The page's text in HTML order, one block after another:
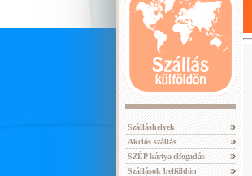
Szálláshelyek
Akciós szállás
SZÉP kártya elfogadás
Szállások belföldön